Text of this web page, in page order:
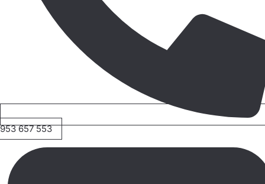
953 657 553